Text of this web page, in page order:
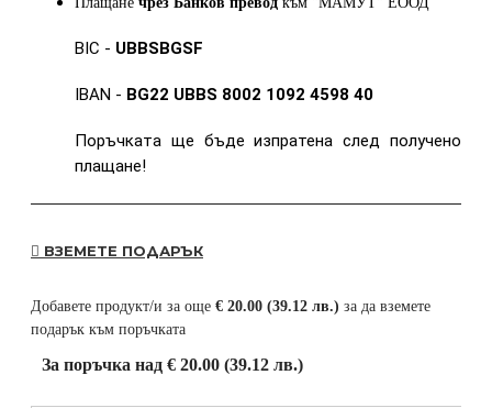
BIC - UBBSBGSF
IBAN - BG22 UBBS 8002 1092 4598 40
Поръчката ще бъде изпратена след получено
плащане!
ВЗЕМЕТЕ ПОДАРЪК
Добавете продукт/и за още € 20.00 (39.12 лв.) за да вземете
подарък към поръчката
За поръчка над € 20.00 (39.12 лв.)